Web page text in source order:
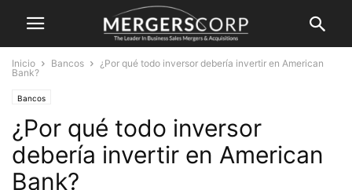
Inicio Bancos
¿Por qué todo inversor debería invertir en American
Bank?
Bancos
¿Por qué todo inversor
debería invertir en American
Bank?